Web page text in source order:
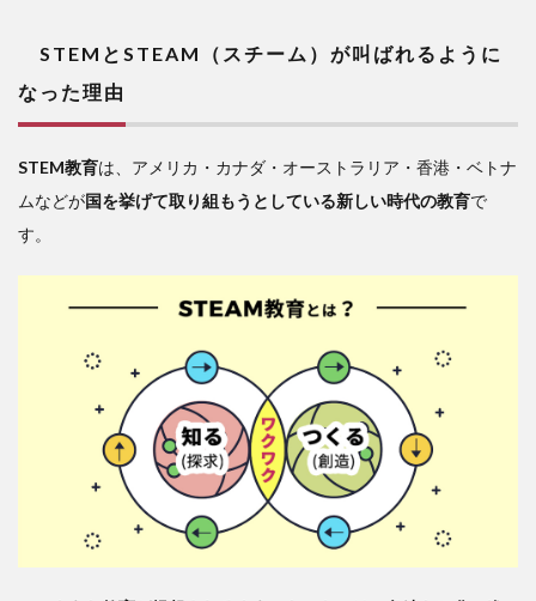
和版
の
出た
けれ
ど」
が起
STEMとSTEAM（スチーム）が叫ばれるように
なった理由
STEM教育は、アメリカ・カナダ・オーストラリア・香港・ベトナ
ムなどが国を挙げて取り組もうとしている新しい時代の教育で
す。